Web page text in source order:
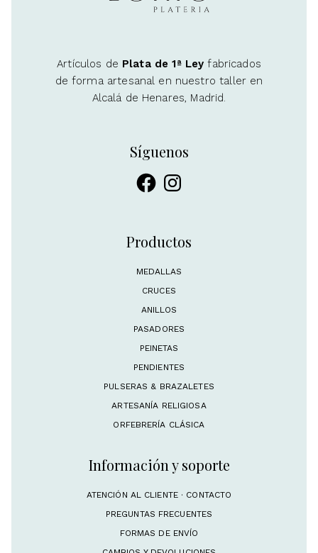
Artículos de Plata de 1ª Ley fabricados
de forma artesanal en nuestro taller en
Alcalá de Henares, Madrid.
Síguenos
FacebookInstagram
Productos
MEDALLAS
CRUCES
ANILLOS
PASADORES
PEINETAS
PENDIENTES
PULSERAS & BRAZALETES
ARTESANÍA RELIGIOSA
ORFEBRERÍA CLÁSICA
Información y soporte
ATENCIÓN AL CLIENTE · CONTACTO
PREGUNTAS FRECUENTES
FORMAS DE ENVÍO